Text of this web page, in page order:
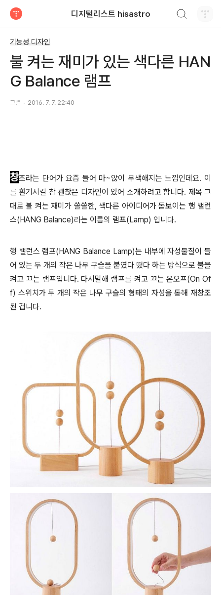
디지털리스트 hisastro
기능성 디자인
불 켜는 재미가 있는 색다른 HAN
G Balance 램프
그별 2016. 7. 7. 22:40
창조라는 단어가 요즘 들어 마~않이 무색해지는 느낌인데요. 이
를 환기시킬 참 괜찮은 디자인이 있어 소개하려고 합니다. 제목 그
대로 불 켜는 재미가 쏠쏠한, 색다른 아이디어가 돋보이는 행 밸런
스(HANG Balance)라는 이름의 램프(Lamp) 입니다.
행 밸런스 램프(HANG Balance Lamp)는 내부에 자성물질이 들
어 있는 두 개의 작은 나무 구슬을 붙였다 뗬다 하는 방식으로 불을
켜고 끄는 램프입니다. 다시말해 램프를 켜고 끄는 온오프(On Of
f) 스위치가 두 개의 작은 나무 구슬의 형태의 자성을 통해 재창조
된 겁니다.